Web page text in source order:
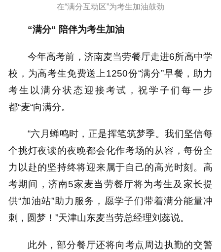
在“满分互动区”为考生加油鼓劲
“满分“ 陪伴为考生加油
今年高考前，济南麦当劳餐厅走进6所高中学
校，为高考生免费送上1250份“满分”早餐，助力
考生以满分状态迎接考试，祝学子们每一步
都“麦“向满分。
“六月蝉鸣时，正是挥笔筑梦季。我们坚信每
个挑灯夜读的夜晚都会化作考场的从容，每份全
力以赴的坚持终将迎来属于自己的高光时刻。高
考期间，济南5家麦当劳餐厅将为考生及家长提
供“加油站”助力服务，愿学子们带着满分能量冲
刺，圆梦！”天津山东麦当劳总经理刘蕊说。
此外，部分餐厅还将向考点周边执勤的交警